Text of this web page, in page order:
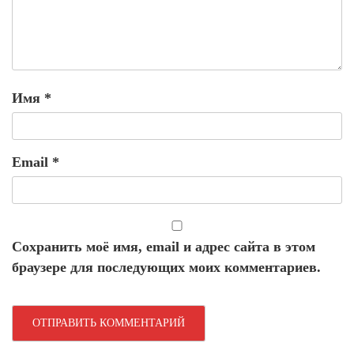
Имя *
Email *
Сохранить моё имя, email и адрес сайта в этом
браузере для последующих моих комментариев.